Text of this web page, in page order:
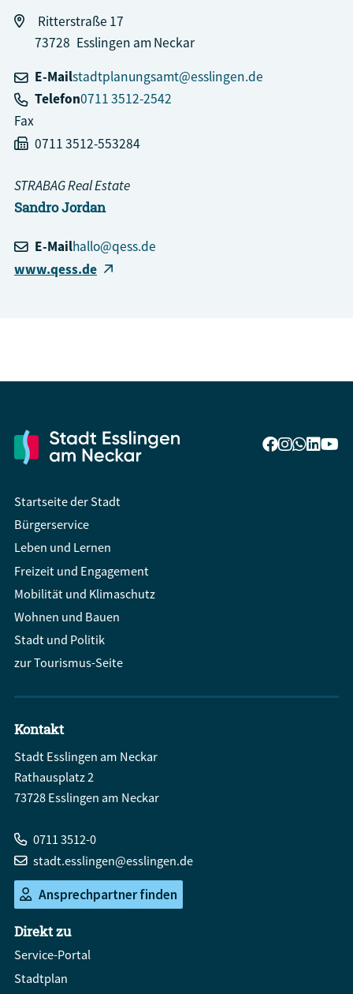
Ritterstraße 17
73728 Esslingen am Neckar
E-Mailstadtplanungsamt@esslingen.de
Telefon0711 3512-2542
Fax
0711 3512-553284
SandroJordan
STRABAG Real Estate
www.qess.de
E-Mailhallo@qess.de
Startseite der Stadt
Bürgerservice
Leben und Lernen
Freizeit und Engagement
Mobilität und Klimaschutz
Wohnen und Bauen
Stadt und Politik
zur Tourismus-Seite
Kontakt
Stadt Esslingen am Neckar
Rathausplatz 2
73728 Esslingen am Neckar
0711 3512-0
stadt.esslingen@esslingen.de
Ansprechpartner finden
Direkt zu
Service-Portal
Stadtplan